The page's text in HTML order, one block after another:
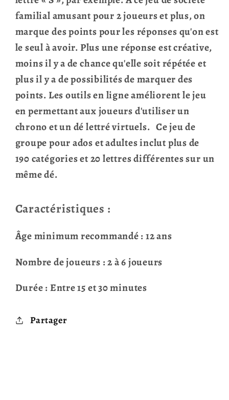
familial amusant pour 2 joueurs et plus, on
marque des points pour les réponses qu'on est
le seul à avoir. Plus une réponse est créative,
moins il y a de chance qu'elle soit répétée et
plus il y a de possibilités de marquer des
points. Les outils en ligne améliorent le jeu
en permettant aux joueurs d'utiliser un
chrono et un dé lettré virtuels. Ce jeu de
groupe pour ados et adultes inclut plus de
190 catégories et 20 lettres différentes sur un
même dé.
Caractéristiques :
Âge minimum recommandé : 12 ans
Nombre de joueurs : 2 à 6 joueurs
Durée : Entre 15 et 30 minutes
Partager